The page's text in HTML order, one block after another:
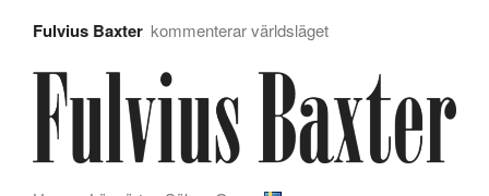
Fulvius Baxter kommenterar världsläget